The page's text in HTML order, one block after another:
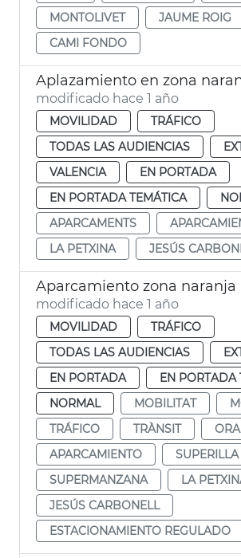
MONTOLIVET
JAUME ROIG
CAMI FONDO
modificado hace 1 año
MOVILIDAD
TRÁFICO
TODAS LAS AUDIENCIAS
VALENCIA
EN PORTADA
EN PORTADA TEMÁTICA
APARCAMENTS
LA PETXINA
JESÚS
modificado hace 1 año
MOVILIDAD
TRÁFICO
TODAS LAS AUDIENCIAS
EN PORTADA
EN PORTADA
NORMAL
MOBILITAT
TRÁFICO
TRÀNSIT
ORA
APARCAMIENTO
SUPERILLA
SUPERMANZANA
LA
JESÚS CARBONELL
ESTACIONAMIENTO REGULADO